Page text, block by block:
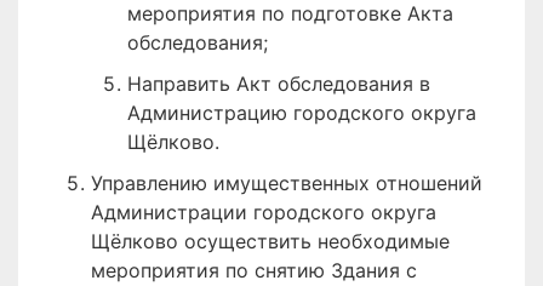
мероприятия по подготовке Акта
обследования;
Направить Акт обследования в
Администрацию городского округа
Щёлково.
Управлению имущественных отношений
Администрации городского округа
Щёлково осуществить необходимые
мероприятия по снятию Здания с